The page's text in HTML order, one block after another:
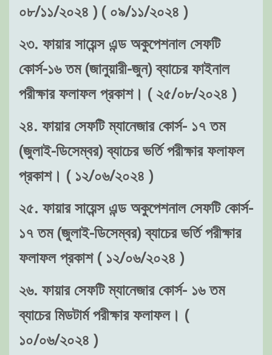
০৮/১১/২০২৪ ) ( ০৯/১১/২০২৪ )
২৩. ফায়ার সায়েন্স এন্ড অকুপেশনাল সেফটি
কোর্স-১৬ তম (জানুয়ারী-জুন) ব্যাচের ফাইনাল
পরীক্ষার ফলাফল প্রকাশ। ( ২৫/০৮/২০২৪ )
২৪. ফায়ার সেফটি ম্যানেজার কোর্স- ১৭ তম
(জুলাই-ডিসেম্বর) ব্যাচের ভর্তি পরীক্ষার ফলাফল
প্রকাশ। ( ১২/০৬/২০২৪ )
২৫. ফায়ার সায়েন্স এন্ড অকুপেশনাল সেফটি কোর্স-
১৭ তম (জুলাই-ডিসেম্বর) ব্যাচের ভর্তি পরীক্ষার
ফলাফল প্রকাশ ( ১২/০৬/২০২৪ )
২৬. ফায়ার সেফটি ম্যানেজার কোর্স- ১৬ তম
ব্যাচের মিডটার্ম পরীক্ষার ফলাফল। (
১০/০৬/২০২৪ )